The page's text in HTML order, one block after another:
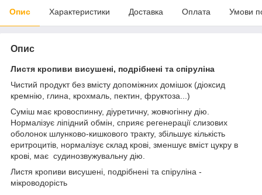
Опис Характеристики Доставка Оплата Умови
Опис
Листя кропиви висушені, подрібнені та спіруліна
Чистий продукт без вмісту допоміжних домішок (діоксид
кремнію, глина, крохмаль, пектин, фруктоза...)
Суміш має кровоспинну, діуретичну, жовчогінну дію.
Нормалізує ліпідний обмін, сприяє регенерації слизових
оболонок шлунково-кишкового тракту, збільшує кількість
еритроцитів, нормалізує склад крові, зменшує вміст цукру в
крові, має судинозвужувальну дію.
Листя кропиви висушені, подрібнені та спіруліна -
мікроводорість